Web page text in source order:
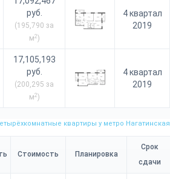
руб.
(195,790 за
м2 )
4 квартал
2019
17,105,193
руб.
(200,295 за
м2 )
4 квартал
2019
квартиры у метро Нагатинская
Стоимость Планировка
Срок
сдачи